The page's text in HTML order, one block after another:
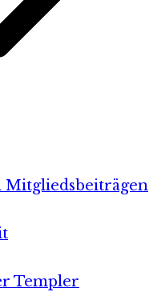
Mitgliedsbeiträgen
Templer